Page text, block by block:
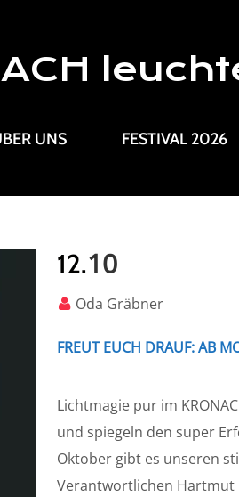
UNS FESTIVAL 2026
12.10
Oda Gräbner
FREUT EUCH DRAUF: AB
Lichtmagie pur im
und spiegeln den super
Oktober gibt es unseren
Verantwortlichen Hartmut